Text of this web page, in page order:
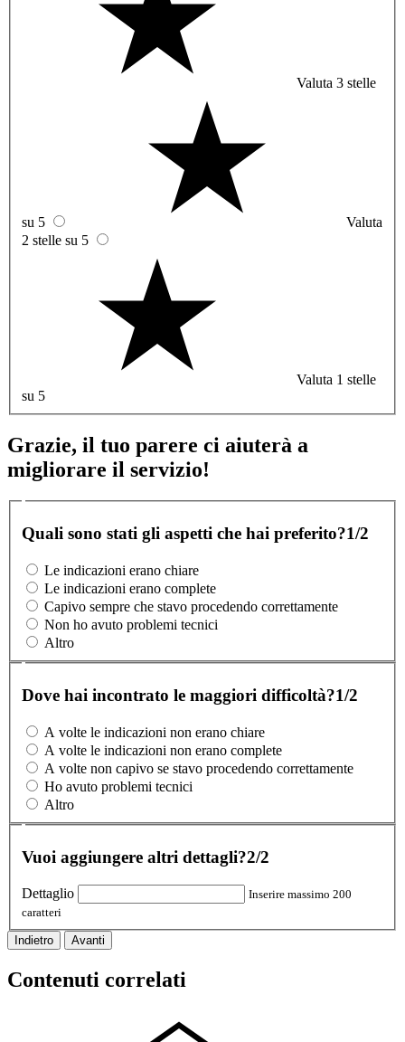
Valuta 3 stelle
su 5
Valuta
2 stelle su 5
Valuta 1 stelle
su 5
Grazie, il tuo parere ci aiuterà a
migliorare il servizio!
Quali sono stati gli aspetti che hai preferito?1/2
Le indicazioni erano chiare
Le indicazioni erano complete
Capivo sempre che stavo procedendo correttamente
Non ho avuto problemi tecnici
Altro
Dove hai incontrato le maggiori difficoltà?1/2
A volte le indicazioni non erano chiare
A volte le indicazioni non erano complete
A volte non capivo se stavo procedendo correttamente
Ho avuto problemi tecnici
Altro
Vuoi aggiungere altri dettagli?2/2
Dettaglio
Inserire massimo 200
caratteri
Indietro Avanti
Contenuti correlati